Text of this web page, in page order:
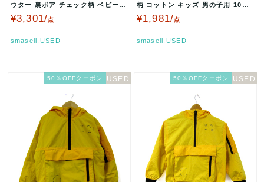
ウター 裏ボア チェック柄 ベビー
男の子用 12-18mont…
¥3,301/点
smasell.USED
柄 コットン キッズ 男の子用 10サ
イズ イエロー ZARA …
¥1,981/点
smasell.USED
50％OFFクーポン 50％OFFクーポン